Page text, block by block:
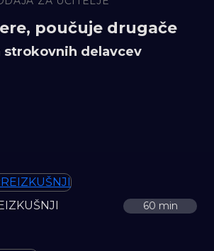
poučuje drugače
strokovnih delavcev
60 min